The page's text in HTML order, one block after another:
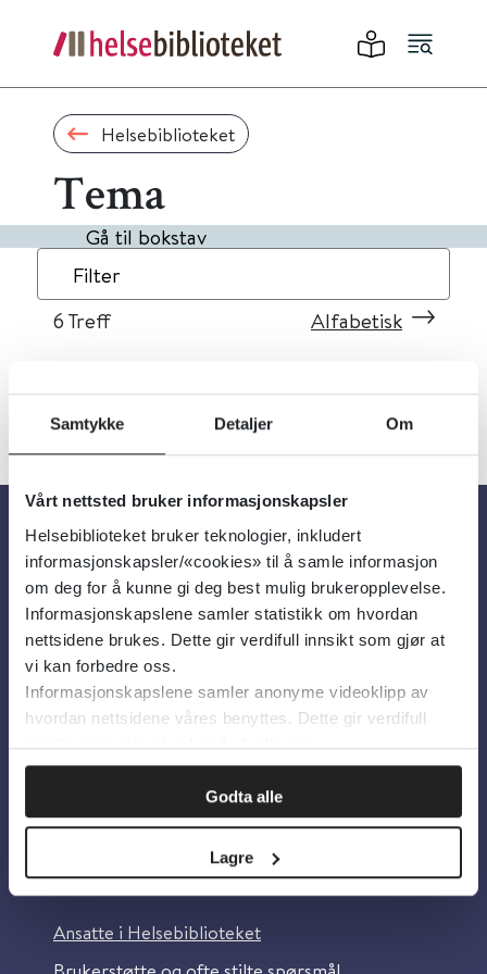
Samtykke Detaljer Om
Vårt nettsted bruker informasjonskapsler
Helsebiblioteket bruker teknologier, inkludert
informasjonskapsler/«cookies» til å samle informasjon
om deg for å kunne gi deg best mulig brukeropplevelse.
Informasjonskapslene samler statistikk om hvordan
nettsidene brukes. Dette gir verdifull innsikt som gjør at
vi kan forbedre oss.
Informasjonskapslene samler anonyme videoklipp av
hvordan nettsidene våres benyttes. Dette gir verdifull
innsikt som gjør at vi kan forbedre oss.
Godta alle
Lagre
Helsebiblioteket
Tema
Gå til bokstav
Filter
6 Treff Alfabetisk
Om oss
Om Helsebiblioteket
Personvern og informasjonskapsler
Tilgjengelighetserklæring
Information in English
Ansatte i Helsebiblioteket